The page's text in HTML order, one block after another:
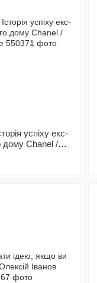
успіху екс-
дому Chanel /